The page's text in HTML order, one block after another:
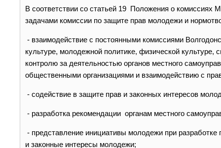
В соответствии со статьей 19 Положения о комиссиях
задачами комиссии по защите прав молодежи и
- взаимодействие с постоянными комиссиями
культуре, молодежной политике, физической культуре,
контролю за деятельностью органов местного
общественными организациями и взаимодействию с
- содействие в защите прав и законных интересов
- разработка рекомендации органам местного
- представление инициативы молодежи при
и законные интересы молодежи;